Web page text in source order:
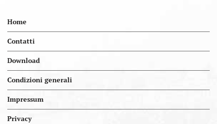
Home
Contatti
Download
Condizioni generali
Impressum
Privacy